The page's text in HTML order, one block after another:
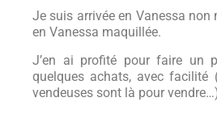
Je suis arrivée en Vanessa non
en Vanessa maquillée.
J’en ai profité pour faire un
quelques achats, avec facilité
vendeuses sont là pour